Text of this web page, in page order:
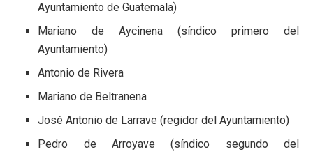
Ayuntamiento de Guatemala)
Mariano de Aycinena (síndico primero del
Ayuntamiento)
Antonio de Rivera
Mariano de Beltranena
José Antonio de Larrave (regidor del Ayuntamiento)
Pedro de Arroyave (síndico segundo del